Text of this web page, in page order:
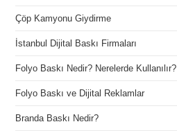
Çöp Kamyonu Giydirme
İstanbul Dijital Baskı Firmaları
Folyo Baskı Nedir? Nerelerde Kullanılır?
Folyo Baskı ve Dijital Reklamlar
Branda Baskı Nedir?